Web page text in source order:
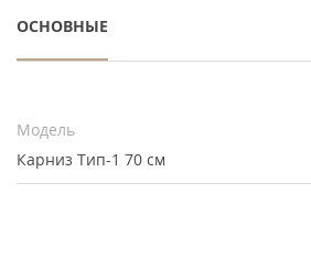
ОСНОВНЫЕ
Модель
Карниз Тип-1 70 см